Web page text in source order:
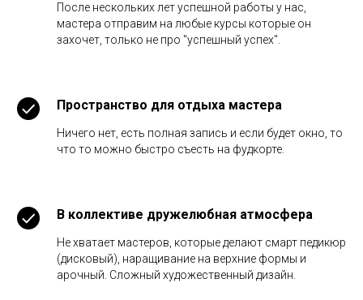
После нескольких лет успешной работы у нас,
мастера отправим на любые курсы которые он
захочет, только не про "успешный успех".
Пространство для отдыха мастера
Ничего нет, есть полная запись и если будет окно, то
что то можно быстро съесть на фудкорте.
В коллективе дружелюбная атмосфера
Не хватает мастеров, которые делают смарт педикюр
(дисковый), наращивание на верхние формы и
арочный. Сложный художественный дизайн.